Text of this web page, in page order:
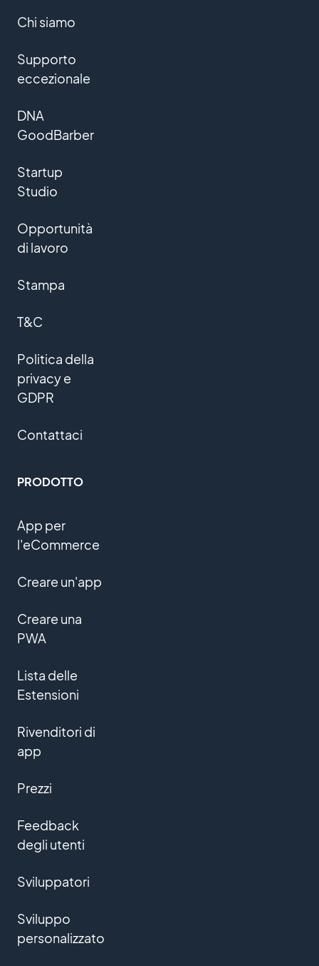
Chi siamo
Supporto
eccezionale
DNA
GoodBarber
Startup
Studio
Opportunità
di lavoro
Stampa
T&C
Politica della
privacy e
GDPR
Contattaci
PRODOTTO
App per
l'eCommerce
Creare un'app
Creare una
PWA
Lista delle
Estensioni
Rivenditori di
app
Prezzi
Feedback
degli utenti
Sviluppatori
Sviluppo
personalizzato